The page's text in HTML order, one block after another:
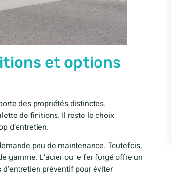
et options
des propriétés distinctes.
de finitions. Il reste le choix
d’entretien.
peu de maintenance. Toutefois,
gamme. L’acier ou le fer forgé offre un
préventif pour éviter